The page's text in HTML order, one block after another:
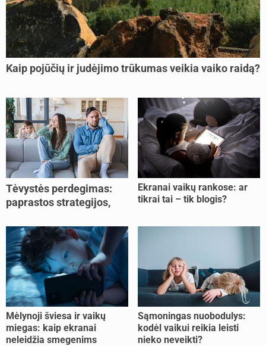
Kaip pojūčių ir judėjimo trūkumas veikia vaiko raidą?
Tėvystės perdegimas:
paprastos strategijos,
jėgas
Ekranai vaikų rankose: ar
tikrai tai – tik blogis?
Mėlynoji šviesa ir vaikų
miegas: kaip ekranai
neleidžia smegenims
Sąmoningas nuobodulys:
kodėl vaikui reikia leisti
nieko neveikti?